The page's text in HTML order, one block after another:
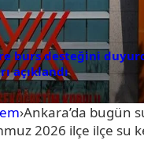
burs desteğini
açıklandı
›Ankara’da bugün
2026 ilçe ilçe su